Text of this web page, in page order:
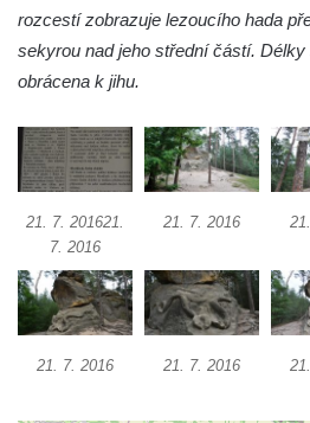
hory)
Reliéf Nejsvětější Trojice –
Skalní reliéf Útěk do Egypta (Lužické
Skalní reliéfy v Dolní Světlé
Skalní reliéf žebračka (Lužické hory)
Skála smrti u Kunratic
rozcestí zobrazuje lezoucího hada
sekyrou nad jeho střední částí.
obrácena k jihu.
21. 7. 201621.
7. 2016
21. 7. 2016
21. 7. 2016 21. 7. 2016